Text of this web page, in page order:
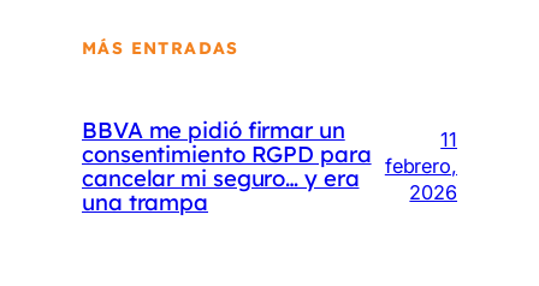
MÁS ENTRADAS
BBVA me pidió firmar un
consentimiento RGPD para
cancelar mi seguro… y era
una trampa
11
febrero,
2026